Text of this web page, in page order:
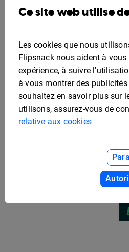
Ce site web utilise
Les cookies que nous
Flipsnack nous aident à
expérience, à suivre
à vous montrer des
souhaitez en savoir plus sur
utilisons, assurez-vous de
relative aux cookies